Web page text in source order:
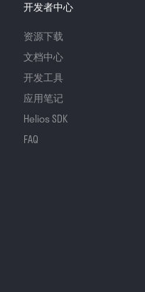
开发者中心
资源下载
文档中心
开发工具
应用笔记
Helios SDK
FAQ